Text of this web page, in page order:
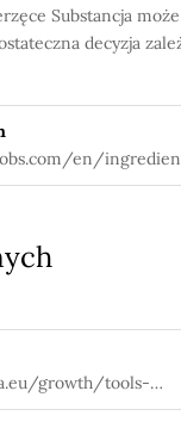
Substancja
decyzja
en/
growth/tools-
index.cfm?